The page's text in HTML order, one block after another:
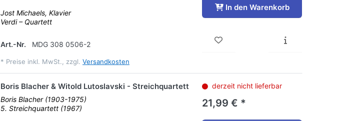
Jost Michaels, Klavier
Verdi – Quartett
Art.-Nr. MDG 308 0506-2
* Preise inkl. MwSt., zzgl. Versandkosten
In den Warenkorb
Boris Blacher & Witold Lutoslavski - Streichquartett
Boris Blacher (1903-1975)
5. Streichquartett (1967)
derzeit nicht lieferbar
21,99 € *